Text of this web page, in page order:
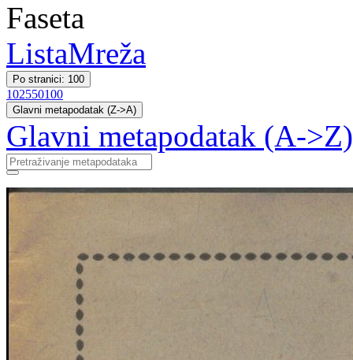
Faseta
ListaMreža
Po stranici: 100
102550100
Glavni metapodatak (Z->A)
Glavni metapodatak (A->Z)